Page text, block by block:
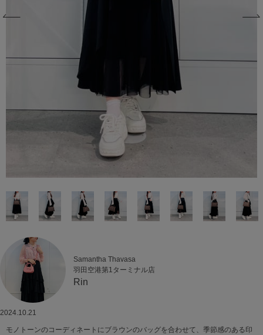
Samantha Thavasa
羽田空港第1ターミナル店
Rin
2024.10.21
モノトーンのコーディネートにブラウンのバッグを合わせて、季節感のある印